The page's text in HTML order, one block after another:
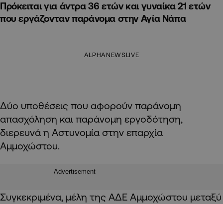
Πρόκειται για άντρα 36 ετών και γυναίκα 21 ετών
που εργάζονταν παράνομα στην Αγία Νάπα
ALPHANEWSLIVE
Δύο υποθέσεις που αφορούν παράνομη
απασχόληση και παράνομη εργοδότηση,
διερευνά η Αστυνομία στην επαρχία
Αμμοχώστου.
Advertisement
Συγκεκριμένα, μέλη της ΑΔΕ Αμμοχώστου μεταξύ